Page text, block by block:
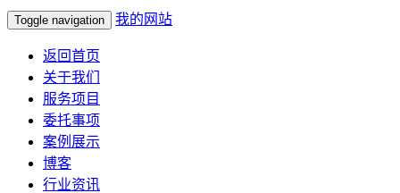
Toggle navigation 我的网站
返回首页
关于我们
服务项目
委托事项
案例展示
博客
行业资讯